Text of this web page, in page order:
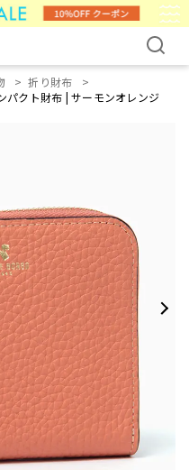
折り財布
パクト財布 | サーモンオレンジ